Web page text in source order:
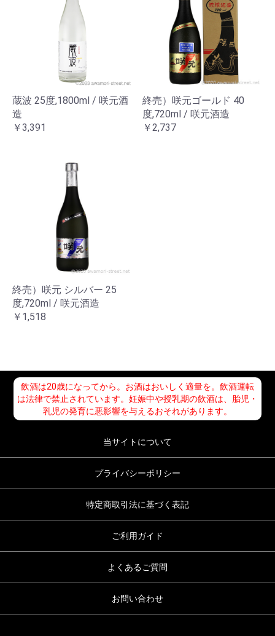
蔵波 25度,1800ml / 咲元酒
造
￥3,391
終売）咲元ゴールド 40
度,720ml / 咲元酒造
￥2,737
終売）咲元 シルバー 25
度,720ml / 咲元酒造
￥1,518
飲酒は20歳になってから。お酒はおいしく適量を。飲酒運転
は法律で禁止されています。妊娠中や授乳期の飲酒は、胎児・
乳児の発育に悪影響を与えるおそれがあります。
当サイトについて
プライバシーポリシー
特定商取引法に基づく表記
ご利用ガイド
よくあるご質問
お問い合わせ